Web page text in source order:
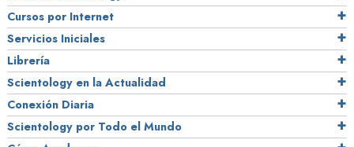
Cursos por Internet
Servicios Iniciales
Librería
Scientology en la Actualidad
Conexión Diaria
Scientology por Todo el Mundo